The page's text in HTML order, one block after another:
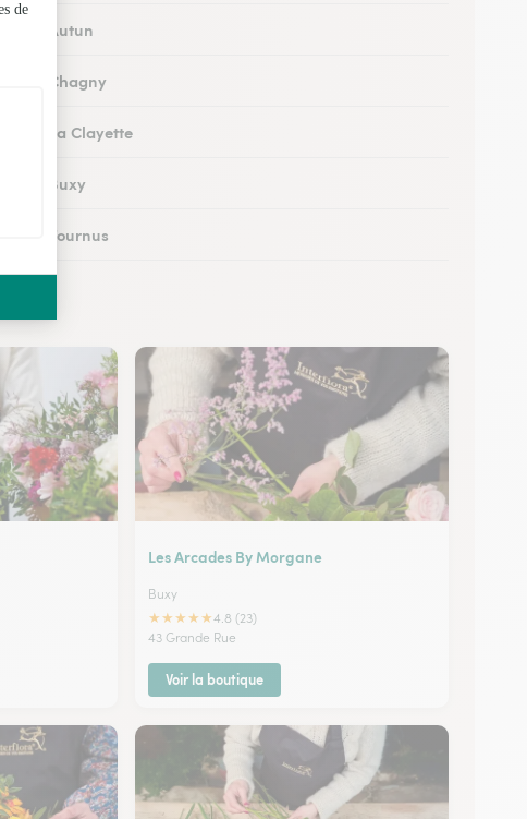
à Autun
à Chagny
à La Clayette
à Buxy
à Tournus
Les Arcades By Morgane
Buxy
★★★★★4.8 (23)
43 Grande Rue
Voir la boutique